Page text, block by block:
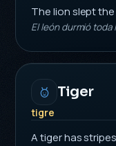
The lion slept
El león durmió toda
Tiger
tigre
A tiger has